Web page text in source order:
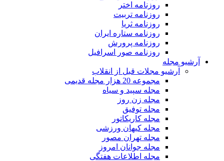
روزنامه اختر
روزنامه تربیت
روزنامه ثریا
روزنامه ستاره ایران
روزنامه پرورش
روزنامه صور اسرافیل
آرشیو مجله
آرشیو مجلات قبل از انقلاب
مجموعه 20 هزار مجله قدیمی
مجله سپید و سیاه
مجله زن روز
مجله توفیق
مجله کاریکاتور
مجله کیهان ورزشی
مجله تهران مصور
مجله جوانان امروز
مجله اطلاعات هفتگی